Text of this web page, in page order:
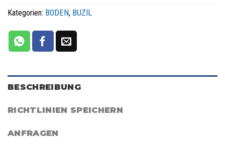
Kategorien: BODEN, BUZIL
BESCHREIBUNG
RICHTLINIEN SPEICHERN
ANFRAGEN